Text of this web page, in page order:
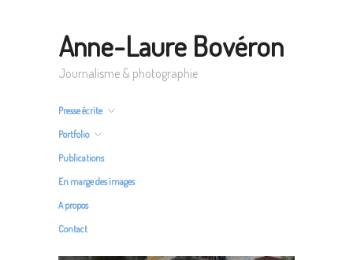
Anne-Laure Bovéron
Journalisme & photographie
Presse écrite
Portfolio
Publications
En marge des images
A propos
Contact